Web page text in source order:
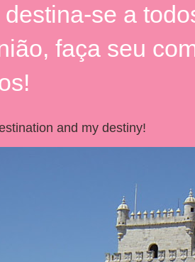
se a
faça seu
and my destiny!